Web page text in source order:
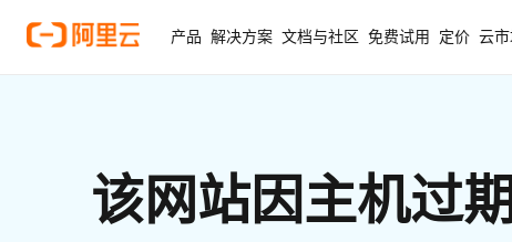
产品 解决方案 文档与社区 免费试用 定价 云
该网站因主机过